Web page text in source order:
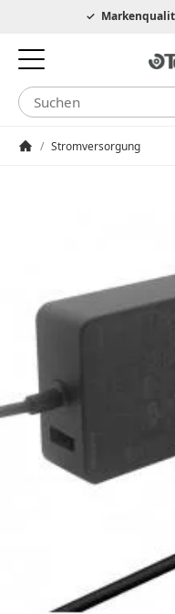
Hotline 0049 6205 3079975
/ Stromversorgung